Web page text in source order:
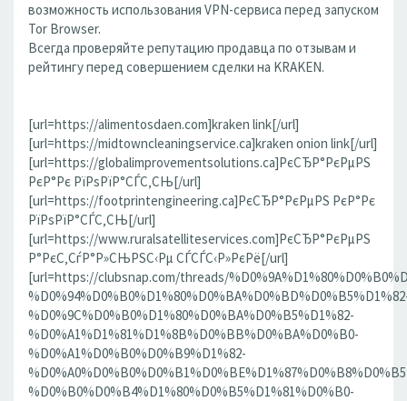
возможность использования VPN-сервиса перед запуском
Tor Browser.
Всегда проверяйте репутацию продавца по отзывам и
рейтингу перед совершением сделки на KRAKEN.
[url=https://alimentosdaen.com]kraken link[/url]
[url=https://midtowncleaningservice.ca]kraken onion link[/url]
[url=https://globalimprovementsolutions.ca]РєСЂР°РєРµРЅ
РєР°Рє РїРѕРїР°СЃС‚СЊ[/url]
[url=https://footprintengineering.ca]РєСЂР°РєРµРЅ РєР°Рє
РїРѕРїР°СЃС‚СЊ[/url]
[url=https://www.ruralsatelliteservices.com]РєСЂР°РєРµРЅ
Р°РєС‚СѓР°Р»СЊРЅС‹Рµ СЃСЃС‹Р»РєРё[/url]
[url=https://clubsnap.com/threads/
%D0%9C%D0%B0%D1%80%D0%BA%D0%B5%D1%82-
%D0%A1%D1%81%D1%8B%D0%BB%D0%BA%D0%B0-
%D0%A1%D0%B0%D0%B9%D1%82-
%D0%B0%D0%B4%D1%80%D0%B5%D1%81%D0%B0-